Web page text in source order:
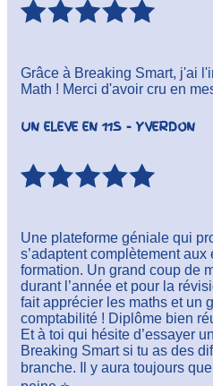
Grâce à Breaking Smart, j'ai
Math ! Merci d'avoir cru en
UN ELEVE EN 11S - YVERDON
Une plateforme géniale qui
s’adaptent complètement
formation. Un grand coup de
durant l’année et pour la
fait apprécier les maths et un
comptabilité ! Diplôme bien
Et à toi qui hésite d’essayer
Breaking Smart si tu as des
branche. Il y aura toujours